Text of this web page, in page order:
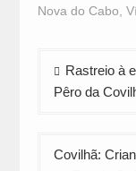
window)
Nova do Cabo
Navegação
de
Rastreio à
Pêro da
Covilhã: